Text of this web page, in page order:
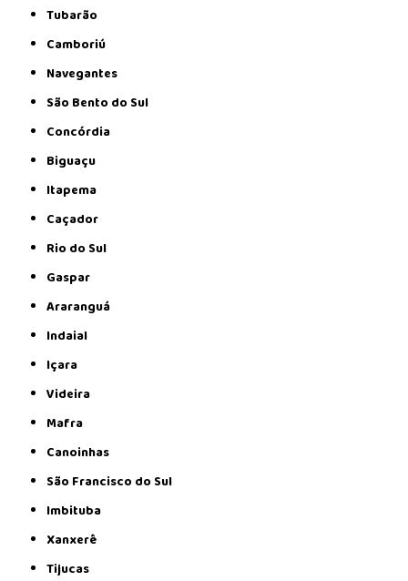
Tubarão
Camboriú
Navegantes
São Bento do Sul
Concórdia
Biguaçu
Itapema
Caçador
Rio do Sul
Gaspar
Araranguá
Indaial
Içara
Videira
Mafra
Canoinhas
São Francisco do Sul
Imbituba
Xanxerê
Tijucas